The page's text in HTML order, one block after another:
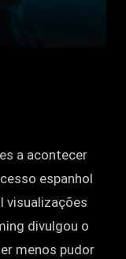
a acontecer
espanhol
visualizações
divulgou o
menos pudor